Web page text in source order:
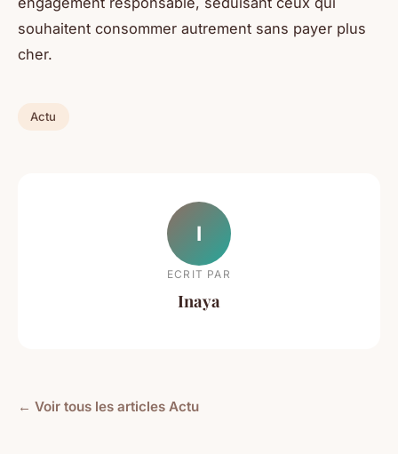
souhaitent consommer autrement sans payer plus
cher.
Actu
I
ECRIT PAR
Inaya
← Voir tous les articles Actu